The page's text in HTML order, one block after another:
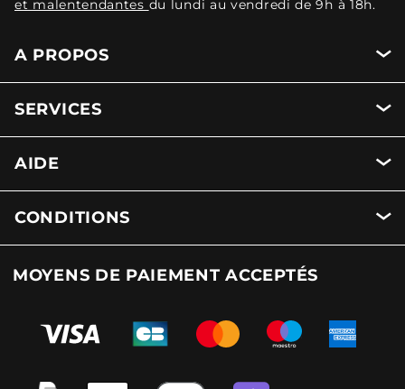
et malentendantes du lundi au vendredi de 9h à 18h.
A PROPOS
SERVICES
AIDE
CONDITIONS
MOYENS DE PAIEMENT ACCEPTÉS